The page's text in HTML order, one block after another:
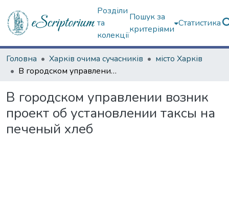
Розділи
та
колекції
Пошук за
критеріями
Статистика
Головна Харків очима сучасників
місто Харків
В городском управлении возник проект об установлении таксы на печеный хлеб
В городском управлении возник
проект об установлении таксы на
печеный хлеб